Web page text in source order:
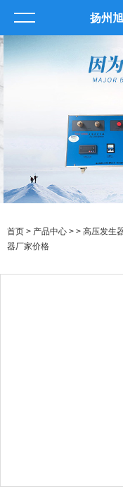
扬州
首页 > 产品中心 > > 高压发生
器厂家价格